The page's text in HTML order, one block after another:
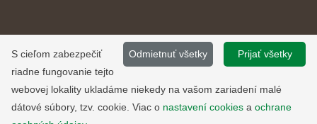
©2013 - 2026, Slovensko.sk
Informácie zverejnené na portáli
majú informatívny charakter.
Prevádzku stránky
www.slovensko.sk a správu jej
obsahu zabezpečuje
Prijať všetky
Odmietnuť všetky
S cieľom zabezpečiť
riadne fungovanie tejto
webovej lokality ukladáme niekedy na vašom zariadení malé
dátové súbory, tzv. cookie. Viac o nastavení cookies a ochrane